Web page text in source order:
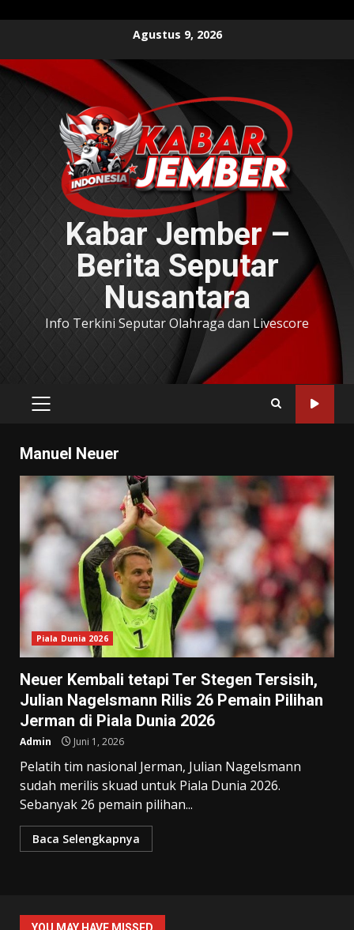
content
Agustus 9, 2026
Kabar Jember –
Berita Seputar
Nusantara
Info Terkini Seputar Olahraga dan Livescore
PRIMARY
Manuel Neuer
Piala Dunia 2026
Neuer Kembali tetapi Ter Stegen Tersisih,
Julian Nagelsmann Rilis 26 Pemain Pilihan
Jerman di Piala Dunia 2026
Admin Juni 1, 2026
Pelatih tim nasional Jerman, Julian Nagelsmann
sudah merilis skuad untuk Piala Dunia 2026.
Sebanyak 26 pemain pilihan...
Baca Selengkapnya